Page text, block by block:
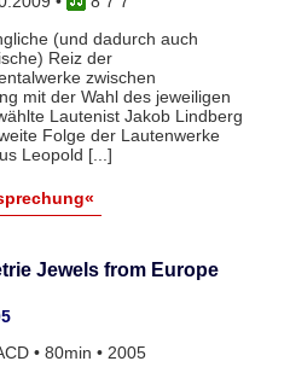
(und dadurch auch
Reiz der
zwischen
mit der Wahl des jeweiligen
Lautenist Jakob Lindberg
Folge der Lautenwerke
Leopold [...]
Jewels from Europe
• 80min • 2005